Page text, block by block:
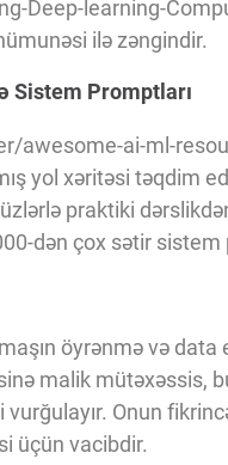
Deep-learning-
ilə zəngindir.
Sistem Promptları
awesome-ai-ml-
yol xəritəsi təqdim
praktiki
dən çox sətir sistem
öyrənmə və
malik mütəxəssis,
Onun
üçün vacibdir.